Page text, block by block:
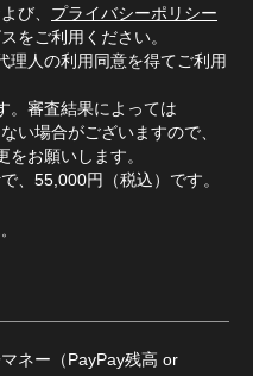
び、 プライバシーポリシー
をご利用ください。
理人の利用同意を得てご利用
。審査結果によっては
い場合がございますので、
お願いします。
、55,000円（税込）です。
ネー（PayPay残高 or